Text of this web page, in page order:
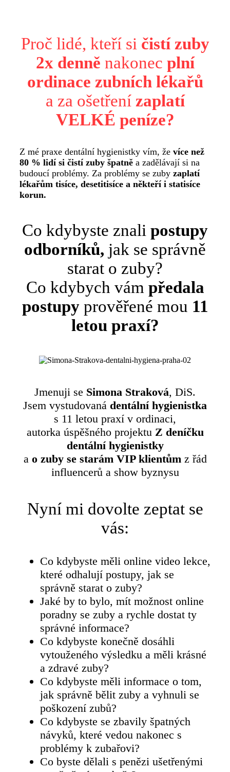
Proč lidé, kteří si čistí zuby
2x denně nakonec plní
ordinace zubních lékařů
a za ošetřenízaplatí
VELKÉ peníze?
Z mé praxe dentální hygienistky vím, že více než
80 % lidí si čistí zuby špatněa zadělávají si na
budoucí problémy. Za problémy se zuby zaplatí
lékařům tisíce, desetitisíce a někteří i statisíce
korun.
Co kdybyste znali postupy
odborníků, jak se správně
starat o zuby?
Co kdybych vám předala
postupyprověřené mou 11
letou praxí?
Jmenuji se Simona Straková, DiS.
Jsem vystudovaná dentální hygienistka
s 11 letou praxí v ordinaci,
autorka úspěšného projektu Z deníčku
dentální hygienistky
a o zuby se starám VIP klientůmz řád
influencerů a show byznysu
Nyní mi dovolte zeptat se
vás:
Co kdybyste měli online video lekce,
které odhalují postupy, jak se
správně starat o zuby?
Jaké by to bylo, mít možnost online
poradny se zuby a rychle dostat ty
správné informace?
Co kdybyste konečně dosáhli
vytouženého výsledku a měli krásné
a zdravé zuby?
Co kdybyste měli informace o tom,
jak správně bělit zuby a vyhnuli se
poškození zubů?
Co kdybyste se zbavily špatných
návyků, které vedou nakonec s
problémy k zubařovi?
Co byste dělali s penězi ušetřenými